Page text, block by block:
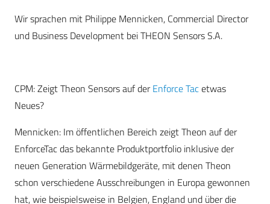
Wir sprachen mit Philippe Mennicken, Commercial Director
und Business Development beiTHEON Sensors S.A.
CPM: Zeigt Theon Sensors auf derEnforce Tacetwas
Neues?
Mennicken: Im öffentlichen Bereich zeigt Theon auf der
EnforceTac das bekannte Produktportfolio inklusive der
neuen Generation Wärmebildgeräte, mit denen Theon
schon verschiedene Ausschreibungen in Europa gewonnen
hat, wie beispielsweise in Belgien, England und über die